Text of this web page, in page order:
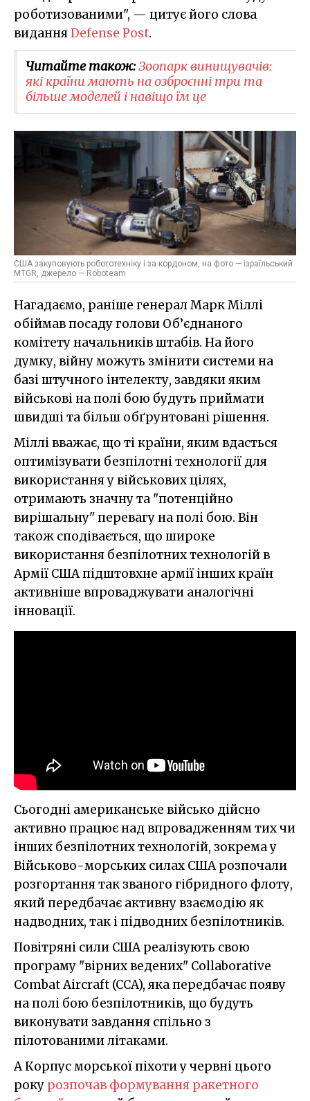
роботизованими", — цитує його слова
виданняDefense Post.
Читайте також:Зоопарк винищувачів:
які країни мають на озброєнні три та
більше моделей і навіщо їм це
США закуповують робототехніку і за кордоном, на фото — ізраїльський
MTGR, джерело — Roboteam
Нагадаємо, раніше генерал Марк Міллі
обіймав посаду голови Об’єднаного
комітету начальників штабів. На його
думку, війну можуть змінити системи на
базі штучного інтелекту, завдяки яким
військові на полі бою будуть приймати
швидші та більш обґрунтовані рішення.
Міллі вважає, що ті країни, яким вдасться
оптимізувати безпілотні технології для
використання у військових цілях,
отримають значну та "потенційно
вирішальну" перевагу на полі бою. Він
також сподівається, що широке
використання безпілотних технологій в
Армії США підштовхне армії інших країн
активніше впроваджувати аналогічні
інновації.
Сьогодні американське військо дійсно
активно працює над впровадженням тих чи
інших безпілотних технологій, зокрема у
Військово-морських силах США розпочали
розгортання так званого гібридного флоту,
який передбачає активну взаємодію як
надводних, так і підводних безпілотників.
Повітряні сили США реалізують свою
програму "вірних ведених" Collaborative
Combat Aircraft (CCA), яка передбачає появу
на полі бою безпілотників, що будуть
виконувати завдання спільно з
пілотованими літаками.
А Корпус морської піхоти у червні цього
року розпочав формування ракетного